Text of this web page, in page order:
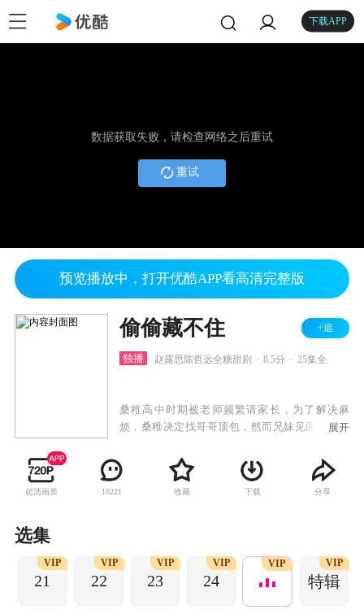
下载APP
数据获取失败，请检查网络之后重试
重试
预览播放中，打开优酷APP看高清完整版
偷偷藏不住 +追
独播 赵露思陈哲远全糖甜剧 8.5分 25集全
桑稚高中时期被老师频繁请家长，为了解决麻
烦，桑稚决定找哥哥顶包，然而兄妹见面就互怼
许，在桑稚的苦求要挟下，段嘉许帮桑稚去学校
见老师，两人因此结缘，段嘉许从此更是把桑稚
当成自己的亲妹妹爱护。随着段嘉许大学毕业，
嘉许一直以来的压力来源，她想要保护这个一直
对自己很好的大哥哥，重拾埋藏心底的暗恋。在
展开
超清画质 16221 收藏 下载 分享
选集
21
VIP
22
VIP
23
VIP
24
VIP VIP
特辑
VIP